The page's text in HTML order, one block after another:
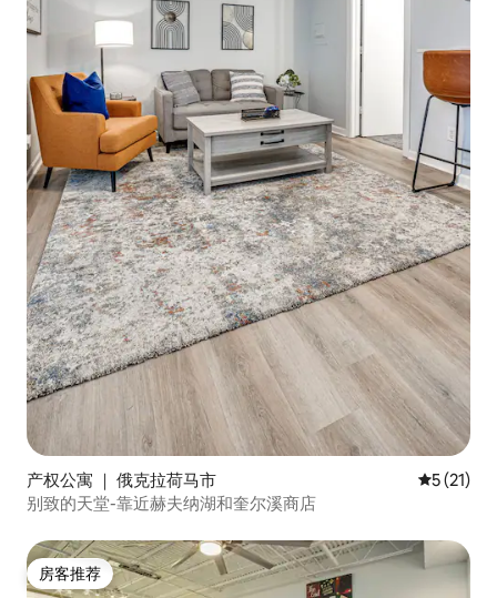
产权公寓 ｜ 俄克拉荷马市 平均评分
5 (21)
别致的天堂-靠近赫夫纳湖和奎尔溪商店
房客推荐
房客推荐